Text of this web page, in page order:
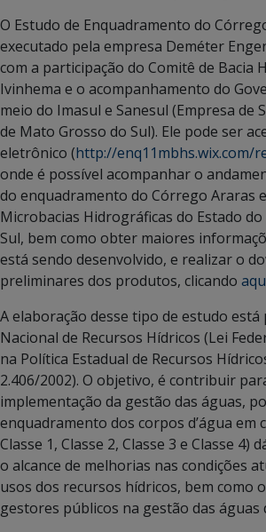
O Estudo de Enquadramento do
executado pela empresa Deméter
com a participação do Comitê de Bacia
Ivinhema e o acompanhamento do
meio do Imasul e Sanesul (Empresa de
de Mato Grosso do Sul). Ele pode ser
eletrônico (http://enq11mbhs.wix.com/
onde é possível acompanhar o
do enquadramento do Córrego Araras
Microbacias Hidrográficas do Estado
Sul, bem como obter maiores
está sendo desenvolvido, e realizar o
preliminares dos produtos, clicando
A elaboração desse tipo de estudo
Nacional de Recursos Hídricos (Lei
na Política Estadual de Recursos
2.406/2002). O objetivo, é contribuir
implementação da gestão das águas,
enquadramento dos corpos d’água em
Classe 1, Classe 2, Classe 3 e Classe 4)
o alcance de melhorias nas condições
usos dos recursos hídricos, bem como
gestores públicos na gestão das águas